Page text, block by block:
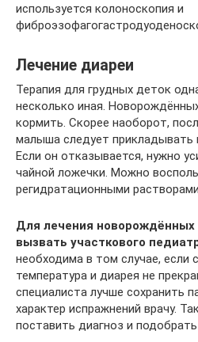
используется колоноскопия и
Лечение диареи
Терапия для грудных деток
несколько иная.
кормить. Скорее наоборот,
малыша следует прикладывать
Если он отказывается, нужно
чайной ложечки. Можно
регидратационными
Для лечения новорождённых
вызвать участкового
необходима в том случае, если
температура и диарея не
специалиста лучше сохранить
характер испражнений врачу.
поставить диагноз и